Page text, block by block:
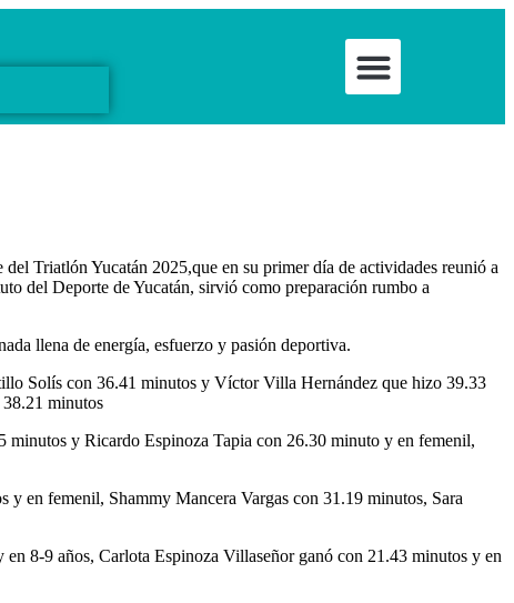
Triatlón Yucatán 2025,que en su primer día de actividades reunió a
del Deporte de Yucatán, sirvió como preparación rumbo a
llena de energía, esfuerzo y pasión deportiva.
Solís con 36.41 minutos y Víctor Villa Hernández que hizo 39.33
minutos
minutos y Ricardo Espinoza Tapia con 26.30 minuto y en femenil,
en femenil, Shammy Mancera Vargas con 31.19 minutos, Sara
8-9 años, Carlota Espinoza Villaseñor ganó con 21.43 minutos y en